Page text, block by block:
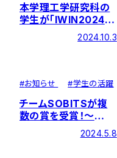
本学理工学研究科の
学生が「IWIN2024」
にてStudent Award
2024.10.3
#お知らせ #学生の活躍
チームSOBITSが複
数の賞を受賞！～
「RoboCup Japan
Open 2024 ＠
2024.5.8